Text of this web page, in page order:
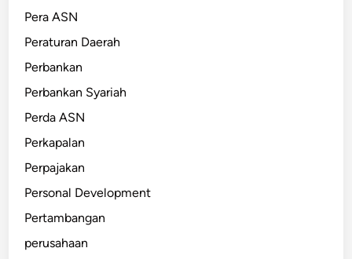
Pera ASN
Peraturan Daerah
Perbankan
Perbankan Syariah
Perda ASN
Perkapalan
Perpajakan
Personal Development
Pertambangan
perusahaan